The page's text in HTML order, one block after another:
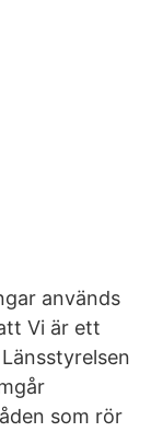
används
Vi är ett
som rör